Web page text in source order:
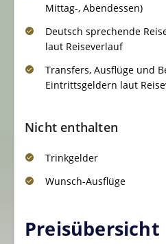
Mittag-, Abendessen)
Deutsch sprechende
laut Reiseverlauf
Transfers, Ausflüge und
Eintrittsgeldern laut
Nicht enthalten
Trinkgelder
Wunsch-Ausflüge
Preisübersicht